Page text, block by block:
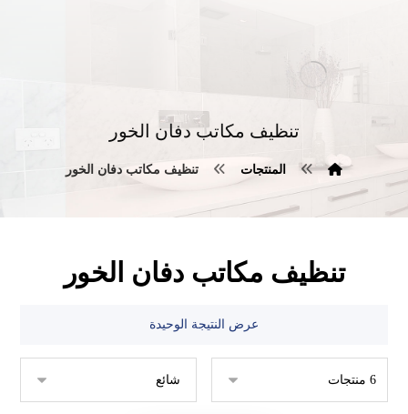
تنظيف مكاتب دفان الخور
المنتجات تنظيف مكاتب دفان الخور
تنظيف مكاتب دفان الخور
عرض النتيجة الوحيدة